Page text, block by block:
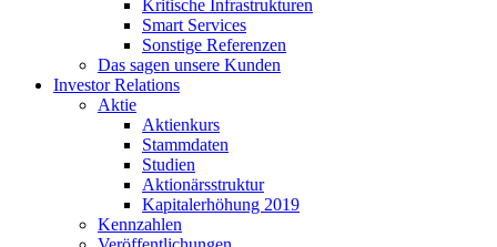
Kritische Infrastrukturen
Smart Services
Sonstige Referenzen
Das sagen unsere Kunden
Investor Relations
Aktie
Aktienkurs
Stammdaten
Studien
Aktionärsstruktur
Kapitalerhöhung 2019
Kennzahlen